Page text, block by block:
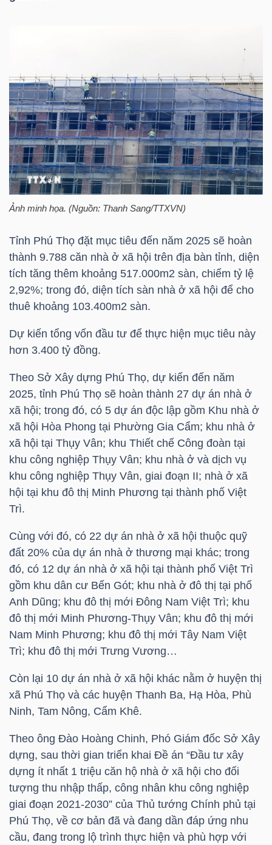
Ảnh minh họa. (Nguồn: Thanh Sang/TTXVN)
Tỉnh Phú Thọ đặt mục tiêu đến năm 2025 sẽ hoàn
thành 9.788 căn nhà ở xã hội trên địa bàn tỉnh, diện
tích tăng thêm khoảng 517.000m2 sàn, chiếm tỷ lệ
2,92%; trong đó, diện tích sàn nhà ở xã hội để cho
thuê khoảng 103.400m2 sàn.
Dự kiến tổng vốn đầu tư để thực hiện mục tiêu này
hơn 3.400 tỷ đồng.
Theo Sở Xây dựng Phú Thọ, dự kiến đến năm
2025, tỉnh Phú Thọ sẽ hoàn thành 27 dự án nhà ở
xã hội; trong đó, có 5 dự án độc lập gồm Khu nhà ở
xã hội Hòa Phong tại Phường Gia Cẩm; khu nhà ở
xã hội tại Thụy Vân; khu Thiết chế Công đoàn tại
khu công nghiệp Thụy Vân; khu nhà ở và dịch vụ
khu công nghiệp Thụy Vân, giai đoạn II; nhà ở xã
hội tại khu đô thị Minh Phương tại thành phố Việt
Trì.
Cùng với đó, có 22 dự án nhà ở xã hội thuộc quỹ
đất 20% của dự án nhà ở thương mại khác; trong
đó, có 12 dự án nhà ở xã hội tại thành phố Việt Trì
gồm khu dân cư Bến Gót; khu nhà ở đô thị tại phố
Anh Dũng; khu đô thị mới Đông Nam Việt Trì; khu
đô thị mới Minh Phương-Thụy Vân; khu đô thị mới
Nam Minh Phương; khu đô thị mới Tây Nam Việt
Trì; khu đô thị mới Trưng Vương…
Còn lại 10 dự án nhà ở xã hội khác nằm ở huyện thị
xã Phú Thọ và các huyện Thanh Ba, Hạ Hòa, Phù
Ninh, Tam Nông, Cẩm Khê.
Theo ông Đào Hoàng Chinh, Phó Giám đốc Sở Xây
dựng, sau thời gian triển khai Đề án “Đầu tư xây
dựng ít nhất 1 triệu căn hộ nhà ở xã hội cho đối
tượng thu nhập thấp, công nhân khu công nghiệp
giai đoạn 2021-2030” của Thủ tướng Chính phủ tại
Phú Thọ, về cơ bản đã và đang dần đáp ứng nhu
cầu, đang trong lộ trình thực hiện và phù hợp với
TÀI
CHÍNH
HÀNG
HÓA
KINH
TẾ
GIỚI
ĐÔNG
DƯƠNG
TÀI
CHÍNH
CÁ
PHÂN
TÍCH
VIETSTOCKFINANCE
VĨ
MÔ
NGÀNH
DOANH
NGHIỆP